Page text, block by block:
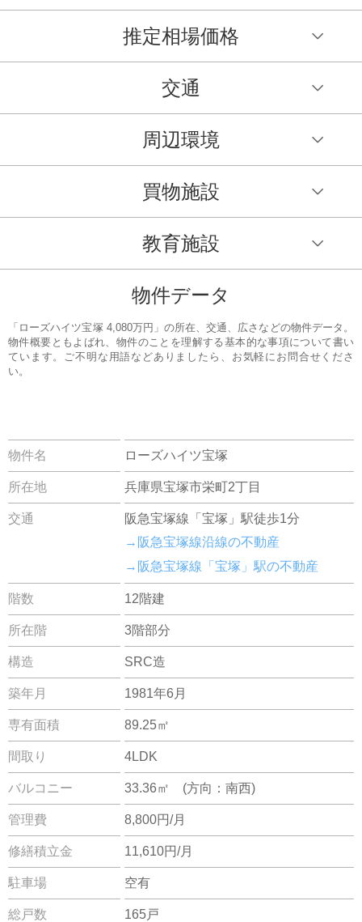
推定相場価格
交通
周辺環境
買物施設
教育施設
物件データ
「ローズハイツ宝塚 4,080万円」の所在、交通、広さなどの物件データ。
物件概要ともよばれ、物件のことを理解する基本的な事項について書い
ています。ご不明な用語などありましたら、お気軽にお問合せくださ
い。
物件名 ローズハイツ宝塚
所在地 兵庫県宝塚市栄町2丁目
交通
阪急宝塚線「宝塚」駅徒歩1分
→阪急宝塚線沿線の不動産
→阪急宝塚線「宝塚」駅の不動産
階数 12階建
所在階 3階部分
構造 SRC造
築年月 1981年6月
専有面積 89.25㎡
間取り 4LDK
バルコニー 33.36㎡ (方向：南西)
管理費 8,800円/月
修繕積立金 11,610円/月
駐車場 空有
総戸数 165戸